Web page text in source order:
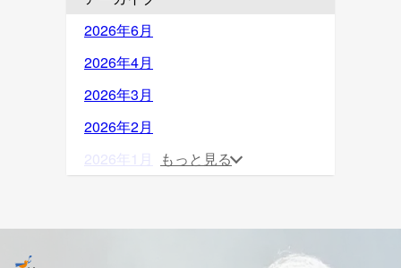
2026年6月
2026年4月
2026年3月
2026年2月
2026年1月
もっと見る